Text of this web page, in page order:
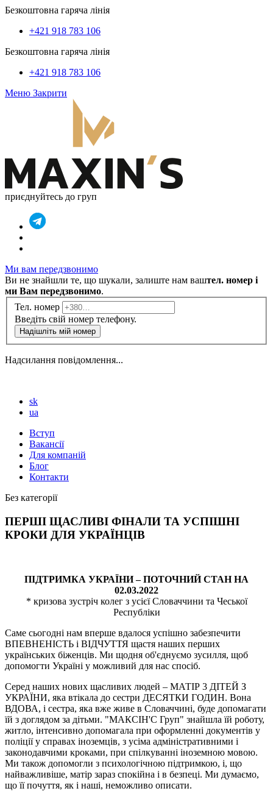
Безкоштовна гаряча лінія
+421 918 783 106
Безкоштовна гаряча лінія
+421 918 783 106
Меню Закрити
приєднуйтесь до груп
Ми вам передзвонимо
Ви не знайшли те, що шукали, залиште нам ваштел. номер і
ми Вам передзвонимо.
Тел. номер
Введіть свій номер телефону.
Надішліть мій номер
Надсилання повідомлення...
sk
ua
Вступ
Вакансії
Для компаній
Блог
Контакти
Без категорії
ПЕРШІ ЩАСЛИВІ ФІНАЛИ ТА УСПІШНІ
КРОКИ ДЛЯ УКРАЇНЦІВ
ПІДТРИМКА УКРАЇНИ – ПОТОЧНИЙ СТАН НА
02.03.2022
* кризова зустріч колег з усієї Словаччини та Чеської
Республіки
Саме сьогодні нам вперше вдалося успішно забезпечити
ВПЕВНЕНІСТЬ і ВІДЧУТТЯ щастя наших перших
українських біженців. Ми щодня об'єднуємо зусилля, щоб
допомогти Україні у можливий для нас спосіб.
Серед наших нових щасливих людей – МАТІР 3 ДІТЕЙ З
УКРАЇНИ, яка втікала до сестри ДЕСЯТКИ ГОДИН. Вона
ВДОВА, і сестра, яка вже живе в Словаччині, буде допомагати
їй з доглядом за дітьми. "МАКСІН'С Груп" знайшла їй роботу,
житло, інтенсивно допомагала при оформленні документів у
поліції у справах іноземців, з усіма адміністративними і
законодавчими кроками, при спілкуванні іноземною мовою.
Ми також допомогли з психологічною підтримкою, і, що
найважливіше, матір зараз спокійна і в безпеці. Ми думаємо,
що її почуття, як і наші, неможливо описати.